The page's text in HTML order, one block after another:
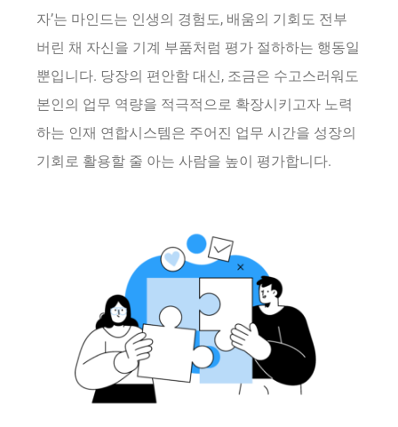
자’는 마인드는 인생의 경험도, 배움의 기회도 전부
버린 채 자신을 기계 부품처럼 평가 절하하는 행동일
뿐입니다. 당장의 편안함 대신, 조금은 수고스러워도
본인의 업무 역량을 적극적으로 확장시키고자 노력
하는 인재 연합시스템은 주어진 업무 시간을 성장의
기회로 활용할 줄 아는 사람을 높이 평가합니다.